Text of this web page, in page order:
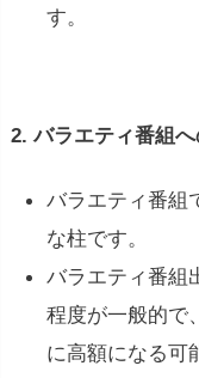
す。
2. バラエティ番組
バラエティ番組
な柱です。
バラエティ番組
程度が一般的で
に高額になる可